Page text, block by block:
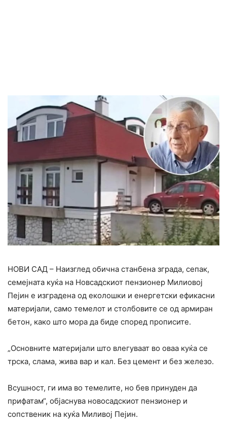
НОВИ САД – Наизглед обична станбена зграда, сепак,
семејната куќа на Новсадскиот пензионер Милиовој
Пејин е изградена од еколошки и енергетски ефикасни
материјали, само темелот и столбовите се од армиран
бетон, како што мора да биде според прописите.
„Основните материјали што влегуваат во оваа куќа се
трска, слама, жива вар и кал. Без цемент и без железо.
Всушност, ги има во темелите, но бев принуден да
прифатам“, објаснува новосадскиот пензионер и
сопственик на куќа Миливој Пејин.